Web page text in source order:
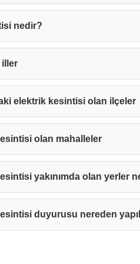
nedir?
iller
elektrik kesintisi olan ilçeler
olan mahalleler
yakınımda olan yerler
duyurusu nereden